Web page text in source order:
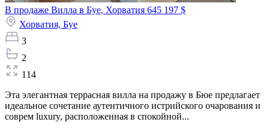
В продаже Вилла в Буе, Хорватия 645 197 $
Хорватия, Буе
3
2
114
Эта элегантная террасная вилла на продажу в Бюе предлагает
идеальное сочетание аутентичного истрийского очарования и
соврем luxury, расположенная в спокойной...